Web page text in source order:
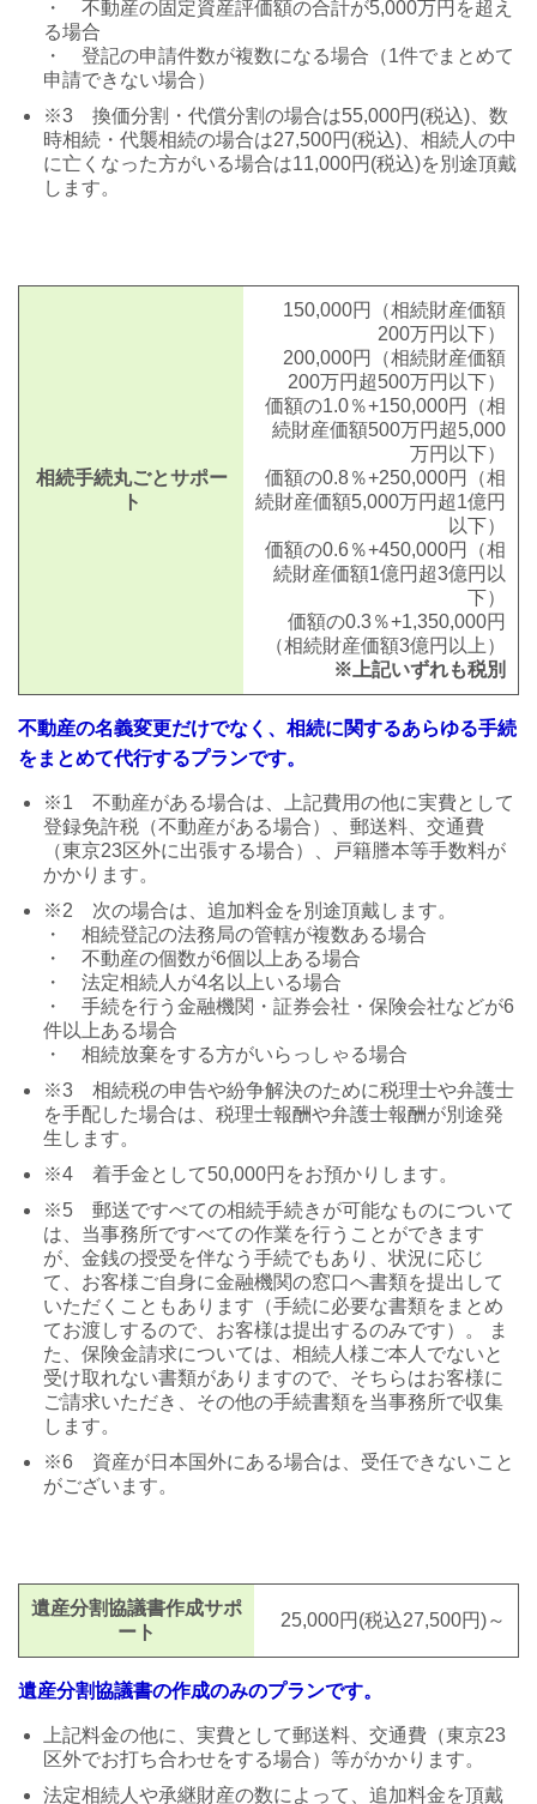
・ 不動産の固定資産評価額の合計が5,000万円を超え
る場合
・ 登記の申請件数が複数になる場合（1件でまとめて
申請できない場合）
※3 換価分割・代償分割の場合は55,000円(税込)、数
時相続・代襲相続の場合は27,500円(税込)、相続人の中
に亡くなった方がいる場合は11,000円(税込)を別途頂戴
します。
相続手続丸ごとサポー
ト
150,000円
（相続財産価額
200万円以下）
200,000円
（相続財産価額
200万円超500万円以下）
価額の1.0％+150,000円
（相
続財産価額500万円超5,000
万円以下）
価額の0.8％+250,000円
（相
続財産価額5,000万円超1億円
以下）
価額の0.6％+450,000円
（相
続財産価額1億円超3億円以
下）
価額の0.3％+1,350,000円
（相続財産価額3億円以上）
※上記いずれも税別
不動産の名義変更だけでなく、相続に関するあらゆる手続
をまとめて代行するプランです。
※1 不動産がある場合は、上記費用の他に実費として
登録免許税（不動産がある場合）、 郵送料、交通費
（東京23区外に出張する場合） 、戸籍謄本等手数料が
かかり ます。
※2 次の場合は、追加料金を別途頂戴します。
・ 相続登記の法務局の管轄が複数ある場合
・ 不動産の個数が6個以上ある場合
・ 法定相続人が4名以上いる場合
・ 手続を行う金融機関・証券会社・保険会社などが6
件以上ある場合
・ 相続放棄をする方がいらっしゃる場合
※3 相続税の申告や紛争解決のために税理士や弁護士
を手配した場合は、税理士報酬や弁護士報酬が別途発
生します。
※4 着手金として50,000円をお預かりします。
※5 郵送ですべての相続手続きが可能なものについて
は、当事務所ですべての作業を行うことができます
が、金銭の授受を伴なう手続でもあり、状況に応じ
て、お客様ご自身に金融機関の窓口へ書類を提出して
いただくこともあります（手続に必要な書類をまとめ
てお渡しするので、お客様は提出するのみです）。 ま
た、保険金請求については、相続人様ご本人でないと
受け取れない書類がありますので、そちらはお客様に
ご請求いただき、その他の手続書類を当事務所で収集
します。
※6 資産が日本国外にある場合は、受任できないこと
がございます。
遺産分割協議書作成サポ
ート
25,000円(税込27,500円)～
遺産分割協議書の作成のみのプランです。
上記料金の他に、実費として郵送料、交通費 （東京23
区外でお打ち合わせをする場合） 等がかかります。
法定相続人や承継財産の数によって、追加料金を頂戴